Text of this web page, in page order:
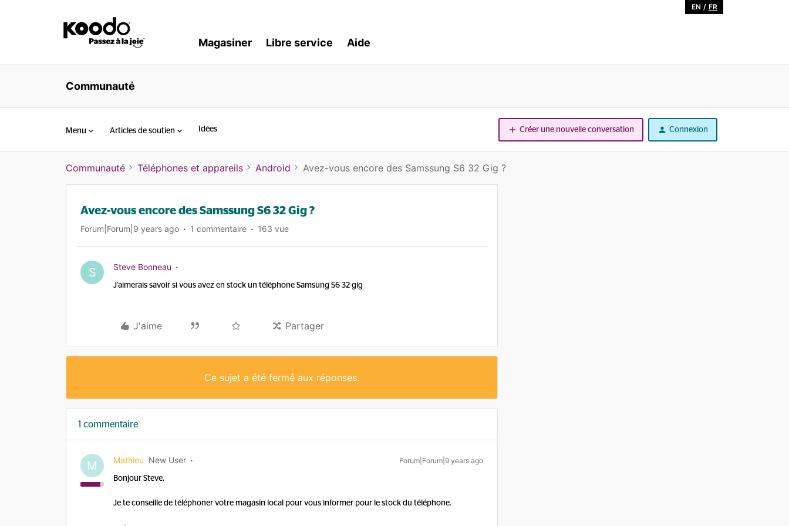
EN / FR
Magasiner Libre service Aide
Communauté
Menu Articles de soutien Idées Créer une nouvelle conversation Connexion
Communauté Téléphones et appareils Android Avez-vous encore des Samssung S6 32 Gig ?
Avez-vous encore des Samssung S6 32 Gig ?
Forum|Forum|9 years ago 1 commentaire 163 vue
S Steve Bonneau
J'aimerais savoir si vous avez en stock un téléphone Samsung S6 32 gig
J'aime Partager
Ce sujet a été fermé aux réponses.
1 commentaire
M Mathieu New User Forum|Forum|9 years ago
Bonjour Steve,
Je te conseille de téléphoner votre magasin local pour vous informer pour le stock du téléphone.